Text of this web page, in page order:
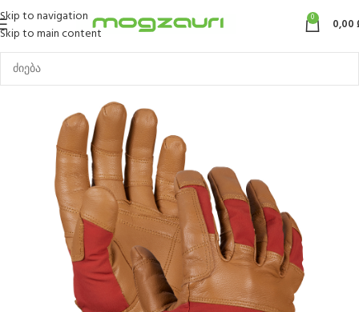
Skip to navigation
Skip to main content
0 0,00